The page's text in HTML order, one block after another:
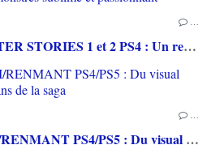
…
[TEST] MONSTER HUNTER STORIES 1 et 2 PS4 : Un retour des chevaucheurs de monstres sublime et passionnant
…
[TEST] FATE SAMURAI/RENMANT PS4/PS5 : Du visual novel et du musou pour les fans de la saga